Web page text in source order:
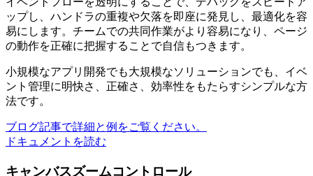
ップし、ハンドラの重複や欠落を即座に発見し、最適化を容
易にします。チームでの共同作業がより容易になり、ページ
の動作を正確に把握することで自信もつきます。
小規模なアプリ開発でも大規模なソリューションでも、イベ
ント管理に明快さ、正確さ、効率性をもたらすシンプルな方
法です。
ブログ記事で詳細と例をご覧ください。
ドキュメントを読む
キャンバスズームコントロール